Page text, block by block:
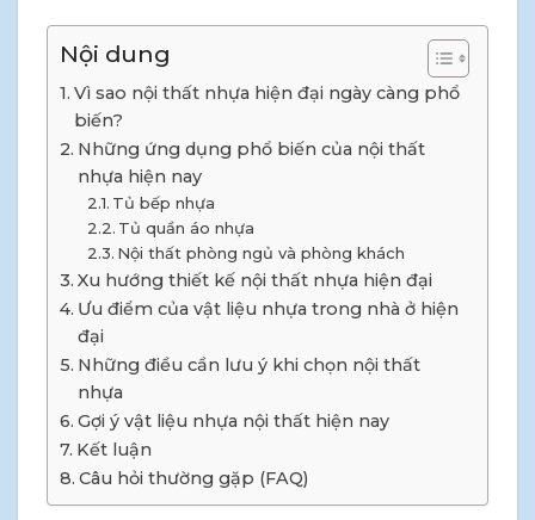
Nội dung
Vì sao nội thất nhựa hiện đại ngày càng phổ
biến?
Những ứng dụng phổ biến của nội thất
nhựa hiện nay
Tủ bếp nhựa
Tủ quần áo nhựa
Nội thất phòng ngủ và phòng khách
Xu hướng thiết kế nội thất nhựa hiện đại
Ưu điểm của vật liệu nhựa trong nhà ở hiện
đại
Những điều cần lưu ý khi chọn nội thất
nhựa
Gợi ý vật liệu nhựa nội thất hiện nay
Kết luận
Câu hỏi thường gặp (FAQ)